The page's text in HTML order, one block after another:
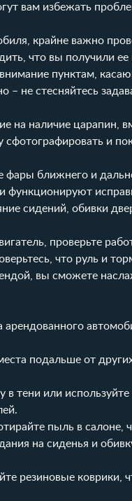
вам избежать
крайне важно
что вы получили
пунктам,
– не стесняйтесь
на наличие царапин,
и
фары ближнего и
функционируют
сидений, обивки
проверьте
что руль и
вы сможете
подальше от
в тени или
пыль в
на сиденья и
резиновые коврики,